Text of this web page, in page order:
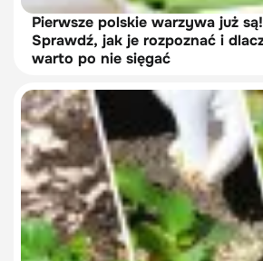
Pierwsze polskie warzywa już są!
Sprawdź, jak je rozpoznać i
warto po nie sięgać